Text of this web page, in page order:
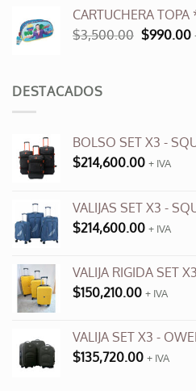
era:
CARTUCHERA
$3,500.00 El
$990.00
DESTACADOS
BOLSO SET X3 -
$214,600.00 + IVA
VALIJAS SET X3 -
$214,600.00 + IVA
VALIJA RIGIDA SET
$150,210.00 + IVA
VALIJA SET X3 -
$135,720.00 + IVA